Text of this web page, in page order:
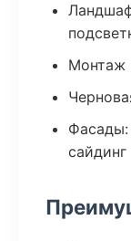
Монтаж
Фасады:
сайдинг